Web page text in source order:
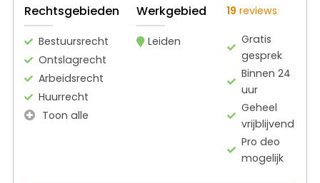
Rechtsgebieden
Bestuursrecht
Ontslagrecht
Arbeidsrecht
Huurrecht
Toon alle
Werkgebied
Leiden
19 reviews
Gratis
gesprek
Binnen 24
uur
Geheel
vrijblijvend
Pro deo
mogelijk